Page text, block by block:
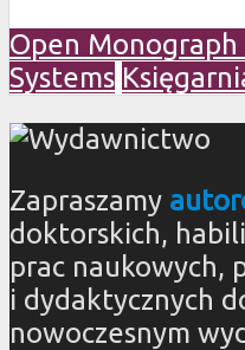
Open Monograph
Systems
Zapraszamy
doktorskich,
prac naukowych,
i dydaktycznych
nowoczesnym